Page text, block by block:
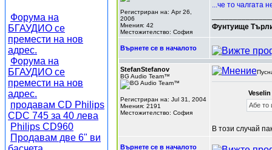
Форума на
БГАУДИО се
премести на нов
адрес.
Форума на
БГАУДИО се
премести на нов
адрес.
продавам CD Philips
CDC 745 за 40 лева
Philips CD960
Продавам две 6" ви
Регистриран на: Apr 26,
2006
Мнения: 42
Местожителство: София
...че то чалгата
Фунтуище
Върнете се в началото
StefanStefanov
BG Audio Team™
Регистриран на: Jul 31, 2004
Мнения: 2191
Местожителство: София
Абе то
В този случай
Върнете се в началото